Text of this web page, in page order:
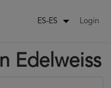
ES-ES Login
Edelweiss